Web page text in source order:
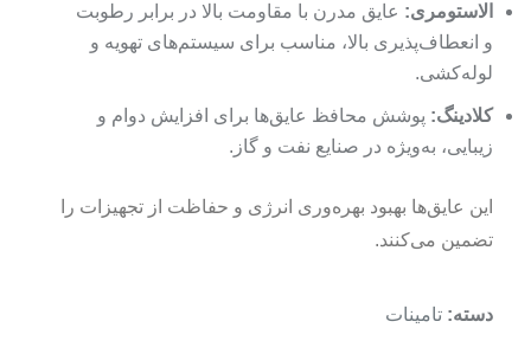
الاستومری: عایق مدرن با مقاومت بالا در برابر رطوبت
و انعطاف‌پذیری بالا، مناسب برای سیستم‌های تهویه و
لوله‌کشی.
کلادینگ: پوشش محافظ عایق‌ها برای افزایش دوام و
زیبایی، به‌ویژه در صنایع نفت و گاز.
این عایق‌ها بهبود بهره‌وری انرژی و حفاظت از تجهیزات را
تضمین می‌کنند.
دسته: تامینات